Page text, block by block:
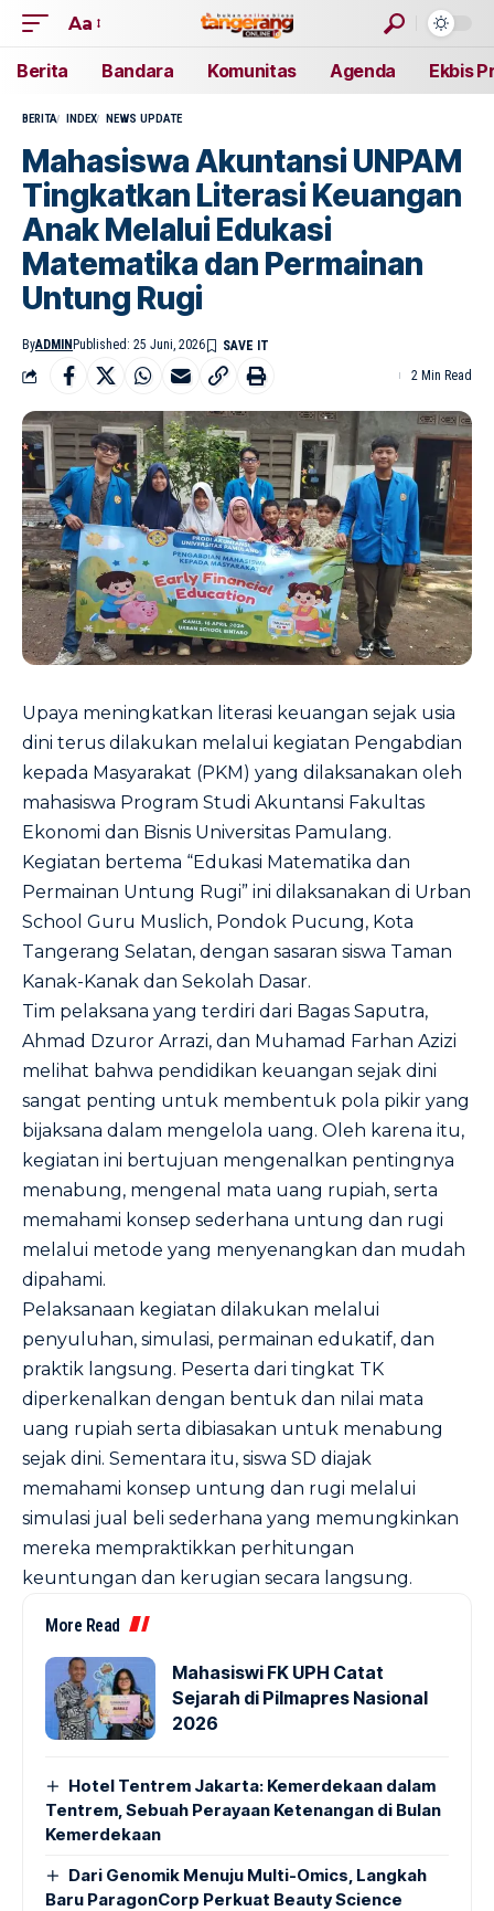
Aa
Berita Bandara Komunitas Agenda Ekbis
BERITA INDEX NEWS UPDATE
Mahasiswa Akuntansi UNPAM
Tingkatkan Literasi Keuangan
Anak Melalui Edukasi
Matematika dan Permainan
Untung Rugi
ByADMIN Published: 25 Juni, 2026
2 Min Read
Upaya meningkatkan literasi keuangan sejak usia
dini terus dilakukan melalui kegiatan Pengabdian
kepada Masyarakat (PKM) yang dilaksanakan oleh
mahasiswa Program Studi Akuntansi Fakultas
Ekonomi dan Bisnis Universitas Pamulang.
Kegiatan bertema “Edukasi Matematika dan
Permainan Untung Rugi” ini dilaksanakan di Urban
School Guru Muslich, Pondok Pucung, Kota
Tangerang Selatan, dengan sasaran siswa Taman
Kanak-Kanak dan Sekolah Dasar.
Tim pelaksana yang terdiri dari Bagas Saputra,
Ahmad Dzuror Arrazi, dan Muhamad Farhan Azizi
melihat bahwa pendidikan keuangan sejak dini
sangat penting untuk membentuk pola pikir yang
bijaksana dalam mengelola uang. Oleh karena itu,
kegiatan ini bertujuan mengenalkan pentingnya
menabung, mengenal mata uang rupiah, serta
memahami konsep sederhana untung dan rugi
melalui metode yang menyenangkan dan mudah
dipahami.
Pelaksanaan kegiatan dilakukan melalui
penyuluhan, simulasi, permainan edukatif, dan
praktik langsung. Peserta dari tingkat TK
diperkenalkan dengan bentuk dan nilai mata
uang rupiah serta dibiasakan untuk menabung
sejak dini. Sementara itu, siswa SD diajak
memahami konsep untung dan rugi melalui
simulasi jual beli sederhana yang memungkinkan
mereka mempraktikkan perhitungan
keuntungan dan kerugian secara langsung.
More Read
Mahasiswi FK UPH Catat
Sejarah di Pilmapres Nasional
2026
Hotel Tentrem Jakarta: Kemerdekaan dalam
Tentrem, Sebuah Perayaan Ketenangan di Bulan
Kemerdekaan
Dari Genomik Menuju Multi-Omics, Langkah
Baru ParagonCorp Perkuat Beauty Science